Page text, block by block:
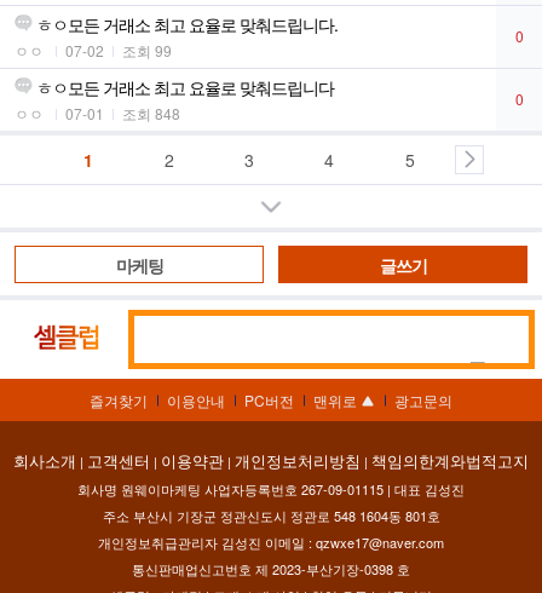
ㅎㅇ모든 거래소 최고 요율로 맞춰드립니다.
ㅇㅇ 07-02 조회 99
0
ㅎㅇ모든 거래소 최고 요율로 맞춰드립니다
ㅇㅇ 07-01 조회 848
0
1 2 3 4 5
더보기
마케팅
글쓰기
럽
검
색
즐겨찾기 이용안내 PC버전 맨위로 광고문의
회사소개 | 고객센터 | 이용약관 | 개인정보처리방침 | 책임의한계와법적고지
회사명 원웨이마케팅 사업자등록번호 267-09-01115 | 대표 김성진
주소 부산시 기장군 정관신도시 정관로 548 1604동 801호
개인정보취급관리자 김성진 이메일 : qzwxe17@naver.com
통신판매업신고번호 제 2023-부산기장-0398 호